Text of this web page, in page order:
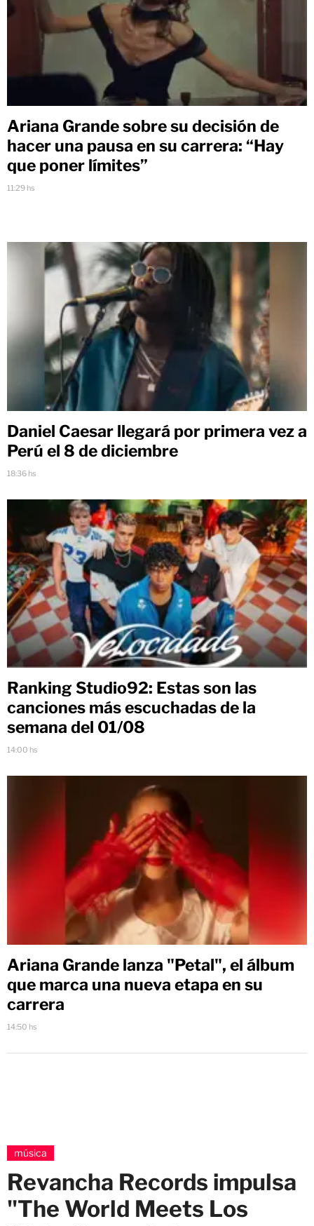
Ariana Grande sobre su decisión de
hacer una pausa en su carrera: “Hay
que poner límites”
11:29 hs
Daniel Caesar llegará por primera vez a
Perú el 8 de diciembre
18:36 hs
Ranking Studio92: Estas son las
canciones más escuchadas de la
semana del 01/08
14:00 hs
Ariana Grande lanza "Petal", el álbum
que marca una nueva etapa en su
carrera
14:50 hs
música
Revancha Records impulsa
"The World Meets Los